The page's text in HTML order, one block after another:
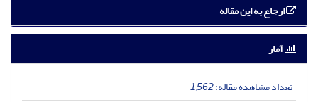
ارجاع به این مقاله
آمار
تعداد مشاهده مقاله:1,562